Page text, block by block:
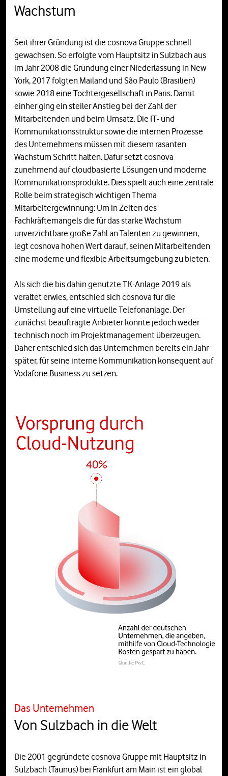
Wachstum
Seit ihrer Gründung ist die cosnova Gruppe schnell
gewachsen. So erfolgte vom Hauptsitz in Sulzbach aus
im Jahr 2008 die Gründung einer Niederlassung in New
York, 2017 folgten Mailand und São Paulo (Brasilien)
sowie 2018 eine Tochtergesellschaft in Paris. Damit
einher ging ein steiler Anstieg bei der Zahl der
Mitarbeitenden und beim Umsatz. Die IT- und
Kommunikationsstruktur sowie die internen Prozesse
des Unternehmens müssen mit diesem rasanten
Wachstum Schritt halten. Dafür setzt cosnova
zunehmend auf cloudbasierte Lösungen und moderne
Kommunikationsprodukte. Dies spielt auch eine zentrale
Rolle beim strategisch wichtigen Thema
Mitarbeitergewinnung: Um in Zeiten des
Fachkräftemangels die für das starke Wachstum
unverzichtbare große Zahl an Talenten zu gewinnen,
legt cosnova hohen Wert darauf, seinen Mitarbeitenden
eine moderne und flexible Arbeitsumgebung zu bieten.
Als sich die bis dahin genutzte TK-Anlage 2019 als
veraltet erwies, entschied sich cosnova für die
Umstellung auf eine virtuelle Telefonanlage. Der
zunächst beauftragte Anbieter konnte jedoch weder
technisch noch im Projektmanagement überzeugen.
Daher entschied sich das Unternehmen bereits ein Jahr
später, für seine interne Kommunikation konsequent auf
Vodafone Business zu setzen.
Das Unternehmen
Von Sulzbach in die Welt
Die 2001 gegründete cosnova Gruppe mit Hauptsitz in
Sulzbach (Taunus) bei Frankfurt am Main ist ein global